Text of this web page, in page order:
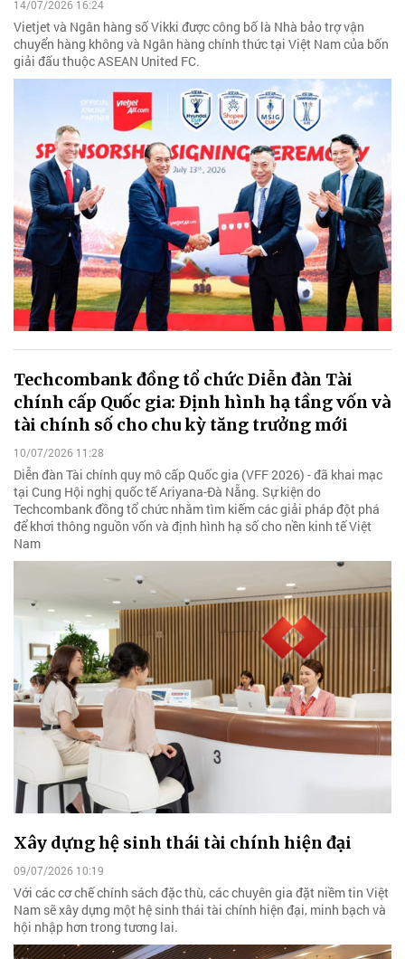
14/07/2026 16:24
Vietjet và Ngân hàng số Vikki được công bố là Nhà bảo trợ vận
chuyển hàng không và Ngân hàng chính thức tại Việt Nam của bốn
giải đấu thuộc ASEAN United FC.
Techcombank đồng tổ chức Diễn đàn Tài
chính cấp Quốc gia: Định hình hạ tầng vốn và
tài chính số cho chu kỳ tăng trưởng mới
10/07/2026 11:28
Diễn đàn Tài chính quy mô cấp Quốc gia (VFF 2026) - đã khai mạc
tại Cung Hội nghị quốc tế Ariyana-Đà Nẵng. Sự kiện do
Techcombank đồng tổ chức nhằm tìm kiếm các giải pháp đột phá
để khơi thông nguồn vốn và định hình hạ số cho nền kinh tế Việt
Nam
Xây dựng hệ sinh thái tài chính hiện đại
09/07/2026 10:19
Với các cơ chế chính sách đặc thù, các chuyên gia đặt niềm tin Việt
Nam sẽ xây dựng một hệ sinh thái tài chính hiện đại, minh bạch và
hội nhập hơn trong tương lai.